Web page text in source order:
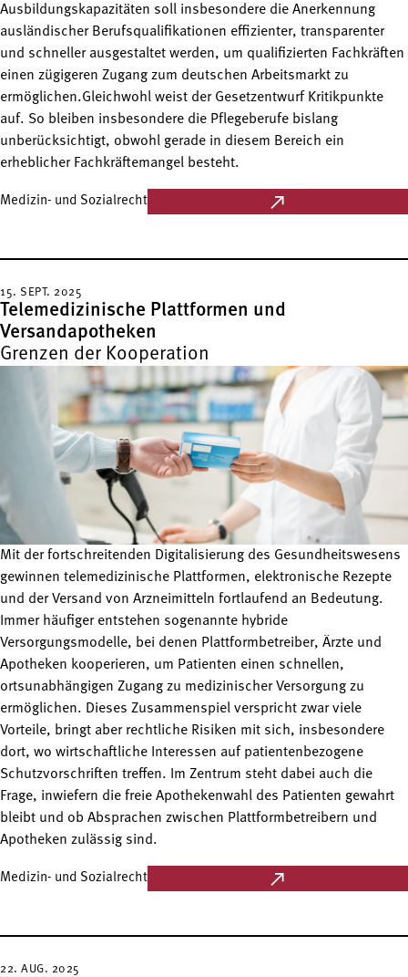
Ausbildungskapazitäten soll insbesondere die Anerkennung
ausländischer Berufsqualifikationen effizienter, transparenter
und schneller ausgestaltet werden, um qualifizierten Fachkräften
einen zügigeren Zugang zum deutschen Arbeitsmarkt zu
ermöglichen.Gleichwohl weist der Gesetzentwurf Kritikpunkte
auf. So bleiben insbesondere die Pflegeberufe bislang
unberücksichtigt, obwohl gerade in diesem Bereich ein
erheblicher Fachkräftemangel besteht.
Medizin- und Sozialrecht
15. SEPT. 2025
Telemedizinische Plattformen und
Versandapotheken
Grenzen der Kooperation
Mit der fortschreitenden Digitalisierung des Gesundheitswesens
gewinnen telemedizinische Plattformen, elektronische Rezepte
und der Versand von Arzneimitteln fortlaufend an Bedeutung.
Immer häufiger entstehen sogenannte hybride
Versorgungsmodelle, bei denen Plattformbetreiber, Ärzte und
Apotheken kooperieren, um Patienten einen schnellen,
ortsunabhängigen Zugang zu medizinischer Versorgung zu
ermöglichen. Dieses Zusammenspiel verspricht zwar viele
Vorteile, bringt aber rechtliche Risiken mit sich, insbesondere
dort, wo wirtschaftliche Interessen auf patientenbezogene
Schutzvorschriften treffen. Im Zentrum steht dabei auch die
Frage, inwiefern die freie Apothekenwahl des Patienten gewahrt
bleibt und ob Absprachen zwischen Plattformbetreibern und
Apotheken zulässig sind.
Medizin- und Sozialrecht
22. AUG. 2025